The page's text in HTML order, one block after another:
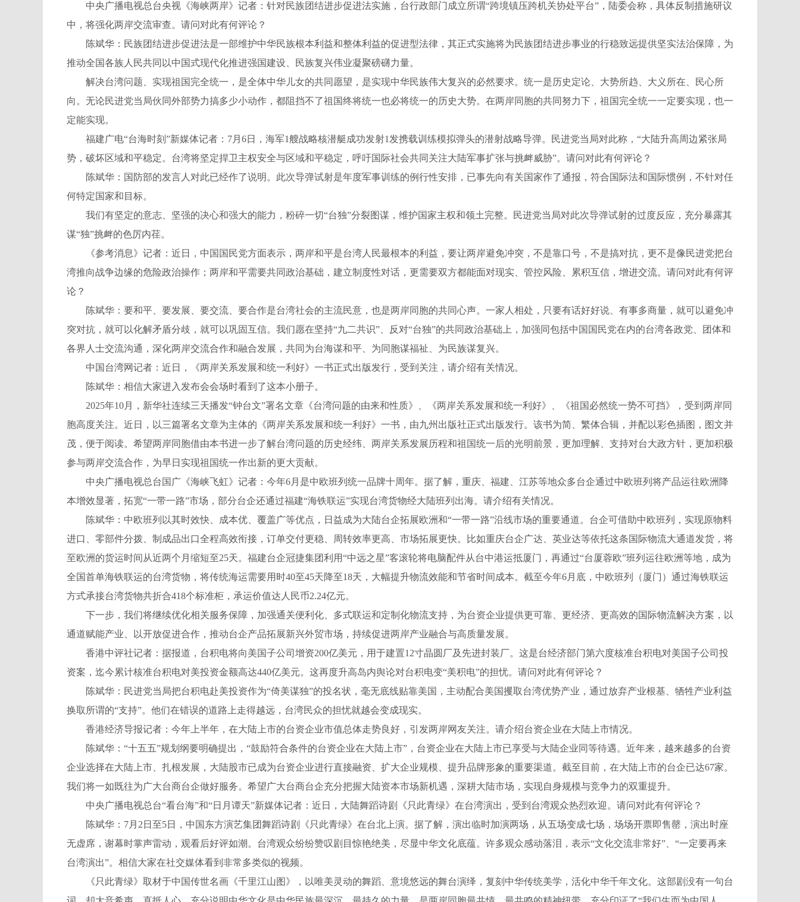
中央广播电视总台央视《海峡两岸》记者：针对民族团结进步促进法实施，台行政部门成立所谓“跨境镇压跨机关协处平台”，陆委会称，具体反制措施研议
中，将强化两岸交流审查。请问对此有何评论？
陈斌华：民族团结进步促进法是一部维护中华民族根本利益和整体利益的促进型法律，其正式实施将为民族团结进步事业的行稳致远提供坚实法治保障，为
推动全国各族人民共同以中国式现代化推进强国建设、民族复兴伟业凝聚磅礴力量。
解决台湾问题、实现祖国完全统一，是全体中华儿女的共同愿望，是实现中华民族伟大复兴的必然要求。统一是历史定论、大势所趋、大义所在、民心所
向。无论民进党当局伙同外部势力搞多少小动作，都阻挡不了祖国终将统一也必将统一的历史大势。在两岸同胞的共同努力下，祖国完全统一一定要实现，也一
定能实现。
福建广电“台海时刻”新媒体记者：7月6日，海军1艘战略核潜艇成功发射1发携载训练模拟弹头的潜射战略导弹。民进党当局对此称，“大陆升高周边紧张局
势，破坏区域和平稳定。台湾将坚定捍卫主权安全与区域和平稳定，呼吁国际社会共同关注大陆军事扩张与挑衅威胁”。请问对此有何评论？
陈斌华：国防部的发言人对此已经作了说明。此次导弹试射是年度军事训练的例行性安排，已事先向有关国家作了通报，符合国际法和国际惯例，不针对任
何特定国家和目标。
我们有坚定的意志、坚强的决心和强大的能力，粉碎一切“台独”分裂图谋，维护国家主权和领土完整。民进党当局对此次导弹试射的过度反应，充分暴露其
谋“独”挑衅的色厉内荏。
《参考消息》记者：近日，中国国民党方面表示，两岸和平是台湾人民最根本的利益，要让两岸避免冲突，不是靠口号，不是搞对抗，更不是像民进党把台
湾推向战争边缘的危险政治操作；两岸和平需要共同政治基础，建立制度性对话，更需要双方都能面对现实、管控风险、累积互信，增进交流。请问对此有何评
论？
陈斌华：要和平、要发展、要交流、要合作是台湾社会的主流民意，也是两岸同胞的共同心声。一家人相处，只要有话好好说、有事多商量，就可以避免冲
突对抗，就可以化解矛盾分歧，就可以巩固互信。我们愿在坚持“九二共识”、反对“台独”的共同政治基础上，加强同包括中国国民党在内的台湾各政党、团体和
各界人士交流沟通，深化两岸交流合作和融合发展，共同为台海谋和平、为同胞谋福祉、为民族谋复兴。
中国台湾网记者：近日，《两岸关系发展和统一利好》一书正式出版发行，受到关注，请介绍有关情况。
陈斌华：相信大家进入发布会会场时看到了这本小册子。
2025年10月，新华社连续三天播发“钟台文”署名文章《台湾问题的由来和性质》、《两岸关系发展和统一利好》、《祖国必然统一势不可挡》，受到两岸同
胞高度关注。近日，以三篇署名文章为主体的《两岸关系发展和统一利好》一书，由九州出版社正式出版发行。该书为简、繁体合辑，并配以彩色插图，图文并
茂，便于阅读。希望两岸同胞借由本书进一步了解台湾问题的历史经纬、两岸关系发展历程和祖国统一后的光明前景，更加理解、支持对台大政方针，更加积极
参与两岸交流合作，为早日实现祖国统一作出新的更大贡献。
中央广播电视总台国广《海峡飞虹》记者：今年6月是中欧班列统一品牌十周年。据了解，重庆、福建、江苏等地众多台企通过中欧班列将产品运往欧洲降
本增效显著，拓宽“一带一路”市场，部分台企还通过福建“海铁联运”实现台湾货物经大陆班列出海。请介绍有关情况。
陈斌华：中欧班列以其时效快、成本优、覆盖广等优点，日益成为大陆台企拓展欧洲和“一带一路”沿线市场的重要通道。台企可借助中欧班列，实现原物料
进口、零部件分拨、制成品出口全程高效衔接，订单交付更稳、周转效率更高、市场拓展更快。比如重庆台企广达、英业达等依托这条国际物流大通道发货，将
至欧洲的货运时间从近两个月缩短至25天。福建台企冠捷集团利用“中远之星”客滚轮将电脑配件从台中港运抵厦门，再通过“台厦蓉欧”班列运往欧洲等地，成为
全国首单海铁联运的台湾货物，将传统海运需要用时40至45天降至18天，大幅提升物流效能和节省时间成本。截至今年6月底，中欧班列（厦门）通过海铁联运
方式承接台湾货物共折合418个标准柜，承运价值达人民币2.24亿元。
下一步，我们将继续优化相关服务保障，加强通关便利化、多式联运和定制化物流支持，为台资企业提供更可靠、更经济、更高效的国际物流解决方案，以
通道赋能产业、以开放促进合作，推动台企产品拓展新兴外贸市场，持续促进两岸产业融合与高质量发展。
香港中评社记者：据报道，台积电将向美国子公司增资200亿美元，用于建置12寸晶圆厂及先进封装厂。这是台经济部门第六度核准台积电对美国子公司投
资案，迄今累计核准台积电对美投资金额高达440亿美元。这再度升高岛内舆论对台积电变“美积电”的担忧。请问对此有何评论？
陈斌华：民进党当局把台积电赴美投资作为“倚美谋独”的投名状，毫无底线贴靠美国，主动配合美国攫取台湾优势产业，通过放弃产业根基、牺牲产业利益
换取所谓的“支持”。他们在错误的道路上走得越远，台湾民众的担忧就越会变成现实。
香港经济导报记者：今年上半年，在大陆上市的台资企业市值总体走势良好，引发两岸网友关注。请介绍台资企业在大陆上市情况。
陈斌华：“十五五”规划纲要明确提出，“鼓励符合条件的台资企业在大陆上市”，台资企业在大陆上市已享受与大陆企业同等待遇。近年来，越来越多的台资
企业选择在大陆上市、扎根发展，大陆股市已成为台资企业进行直接融资、扩大企业规模、提升品牌形象的重要渠道。截至目前，在大陆上市的台企已达67家。
我们将一如既往为广大台商台企做好服务。希望广大台商台企充分把握大陆资本市场新机遇，深耕大陆市场，实现自身规模与竞争力的双重提升。
中央广播电视总台“看台海”和“日月谭天”新媒体记者：近日，大陆舞蹈诗剧《只此青绿》在台湾演出，受到台湾观众热烈欢迎。请问对此有何评论？
陈斌华：7月2日至5日，中国东方演艺集团舞蹈诗剧《只此青绿》在台北上演。据了解，演出临时加演两场，从五场变成七场，场场开票即售罄，演出时座
无虚席，谢幕时掌声雷动，观看后好评如潮。台湾观众纷纷赞叹剧目惊艳绝美，尽显中华文化底蕴。许多观众感动落泪，表示“文化交流非常好”、“一定要再来
台湾演出”。相信大家在社交媒体看到非常多类似的视频。
《只此青绿》取材于中国传世名画《千里江山图》，以唯美灵动的舞蹈、意境悠远的舞台演绎，复刻中华传统美学，活化中华千年文化。这部剧没有一句台